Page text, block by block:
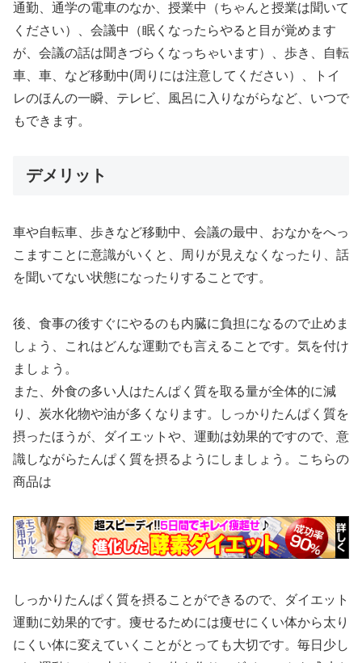
通勤、通学の電車のなか、授業中（ちゃんと授業は聞いて
ください）、会議中（眠くなったらやると目が覚めます
が、会議の話は聞きづらくなっちゃいます）、歩き、自転
車、車、など移動中(周りには注意してください）、トイ
レのほんの一瞬、テレビ、風呂に入りながらなど、いつで
もできます。
デメリット
車や自転車、歩きなど移動中、会議の最中、おなかをへっ
こますことに意識がいくと、周りが見えなくなったり、話
を聞いてない状態になったりすることです。
後、食事の後すぐにやるのも内臓に負担になるので止めま
しょう、これはどんな運動でも言えることです。気を付け
ましょう。
また、外食の多い人はたんぱく質を取る量が全体的に減
り、炭水化物や油が多くなります。しっかりたんぱく質を
摂ったほうが、ダイエットや、運動は効果的ですので、意
識しながらたんぱく質を摂るようにしましょう。こちらの
商品は
しっかりたんぱく質を摂ることができるので、ダイエット
運動に効果的です。痩せるためには痩せにくい体から太り
にくい体に変えていくことがとっても大切です。毎日少し